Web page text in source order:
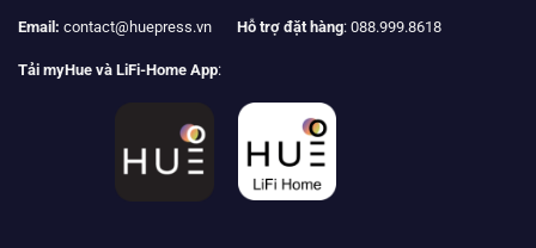
Email: contact@huepress.vn Hỗ trợ đặt hàng: 088.999.8618
Tải myHue và LiFi-Home App: